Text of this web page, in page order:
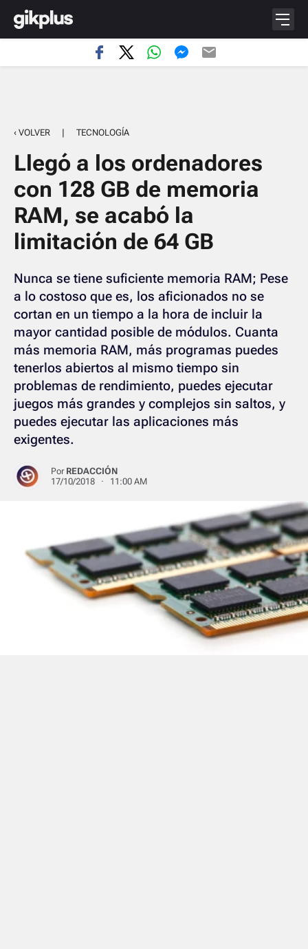
‹ VOLVER | TECNOLOGÍA
Llegó a los ordenadores
con 128 GB de memoria
RAM, se acabó la
limitación de 64 GB
Nunca se tiene suficiente memoria RAM; Pese
a lo costoso que es, los aficionados no se
cortan en un tiempo a la hora de incluir la
mayor cantidad posible de módulos. Cuanta
más memoria RAM, más programas puedes
tenerlos abiertos al mismo tiempo sin
problemas de rendimiento, puedes ejecutar
juegos más grandes y complejos sin saltos, y
puedes ejecutar las aplicaciones más
exigentes.
Por REDACCIÓN
17/10/2018 · 11:00 AM